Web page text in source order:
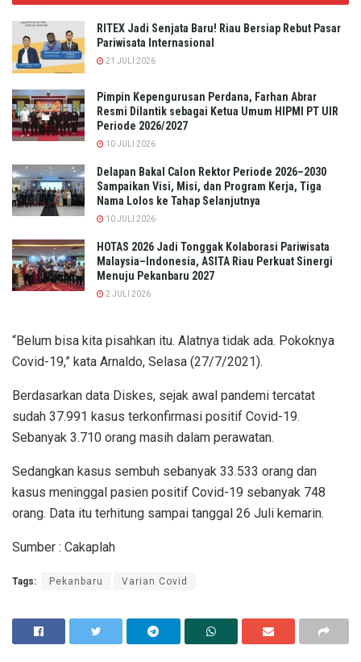
RITEX Jadi Senjata Baru! Riau Bersiap Rebut Pasar
Pariwisata Internasional
21 JULI 2026
Pimpin Kepengurusan Perdana, Farhan Abrar
Resmi Dilantik sebagai Ketua Umum HIPMI PT UIR
Periode 2026/2027
10 JULI 2026
Delapan Bakal Calon Rektor Periode 2026–2030
Sampaikan Visi, Misi, dan Program Kerja, Tiga
Nama Lolos ke Tahap Selanjutnya
10 JULI 2026
HOTAS 2026 Jadi Tonggak Kolaborasi Pariwisata
Malaysia–Indonesia, ASITA Riau Perkuat Sinergi
Menuju Pekanbaru 2027
2 JULI 2026
“Belum bisa kita pisahkan itu. Alatnya tidak ada. Pokoknya
Covid-19,” kata Arnaldo, Selasa (27/7/2021).
Berdasarkan data Diskes, sejak awal pandemi tercatat
sudah 37.991 kasus terkonfirmasi positif Covid-19.
Sebanyak 3.710 orang masih dalam perawatan.
Sedangkan kasus sembuh sebanyak 33.533 orang dan
kasus meninggal pasien positif Covid-19 sebanyak 748
orang. Data itu terhitung sampai tanggal 26 Juli kemarin.
Sumber : Cakaplah
Tags: Pekanbaru Varian Covid